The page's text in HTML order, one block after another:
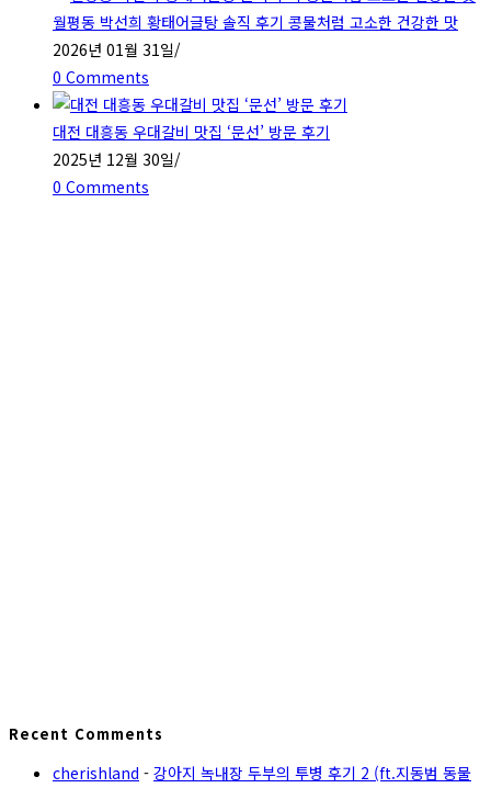
월평동 박선희 황태어글탕 솔직 후기 콩물처럼 고소한 건강한 맛
2026년 01월 31일/
0 Comments
대전 대흥동 우대갈비 맛집 ‘문선’ 방문 후기
2025년 12월 30일/
0 Comments
Recent Comments
cherishland - 강아지 녹내장 두부의 투병 후기 2 (ft.지동범 동물